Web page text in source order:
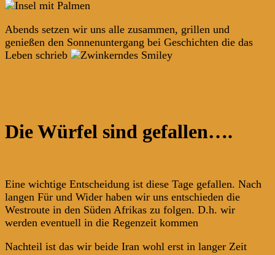
Abends setzen wir uns alle zusammen, grillen und
genießen den Sonnenuntergang bei Geschichten die das
Leben schrieb
Die Würfel sind gefallen….
Eine wichtige Entscheidung ist diese Tage gefallen. Nach
langen Für und Wider haben wir uns entschieden die
Westroute in den Süden Afrikas zu folgen. D.h. wir
werden eventuell in die Regenzeit kommen
Nachteil ist das wir beide Iran wohl erst in langer Zeit